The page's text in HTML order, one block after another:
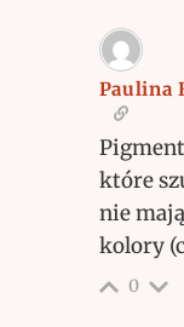
Paulina
które
nie
kolory
0